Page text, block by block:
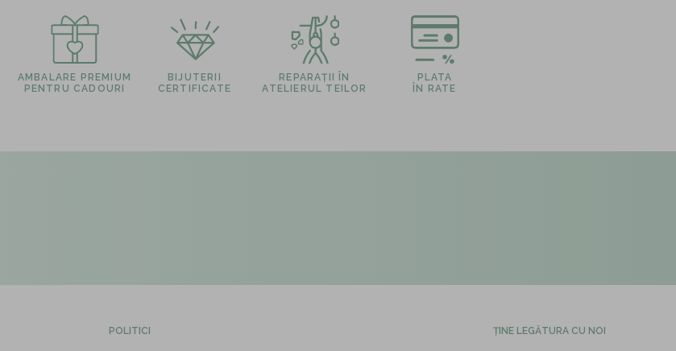
AMBALARE PREMIUM
PENTRU CADOURI
BIJUTERII
CERTIFICATE
REPARAȚII ÎN
ATELIERUL TEILOR
PLATA
ÎN RATE
POLITICI ȚINE LEGĂTURA CU NOI